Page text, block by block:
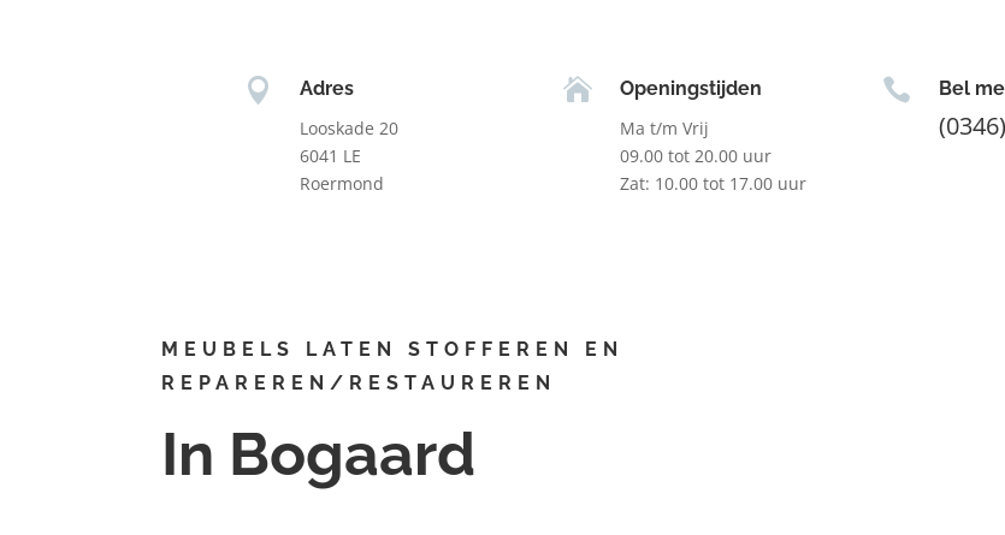

Adres
Looskade 20
6041 LE
Roermond

Openingstijden
Ma t/m Vrij
09.00 tot 20.00 uur
Zat: 10.00 tot 17.00 uur
 Bel
MEUBELS LATEN STOFFEREN EN
REPAREREN/RESTAUREREN
In Bogaard